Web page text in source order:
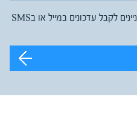
אנחנו מעוניינים לקבל עדכונים במייל או בSMS